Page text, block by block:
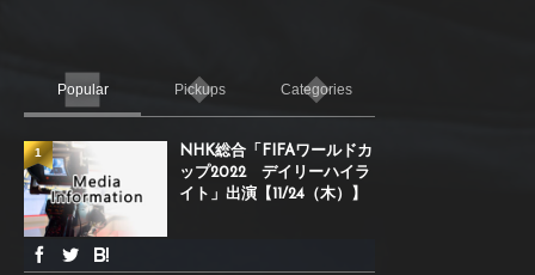
Popular Pickups Categories
NHK総合「FIFAワールドカ
ップ2022 デイリーハイラ
イト」出演【11/24（木）】
1